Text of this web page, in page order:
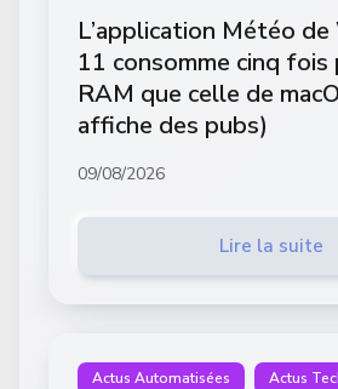
L’application Météo
11 consomme cinq fois
RAM que celle de
affiche des pubs)
09/08/2026
Lire la suite
Actus Automatisées Actus